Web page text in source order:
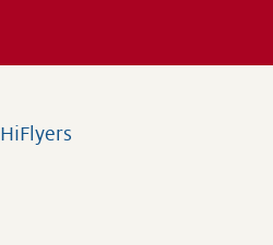
HiFlyers